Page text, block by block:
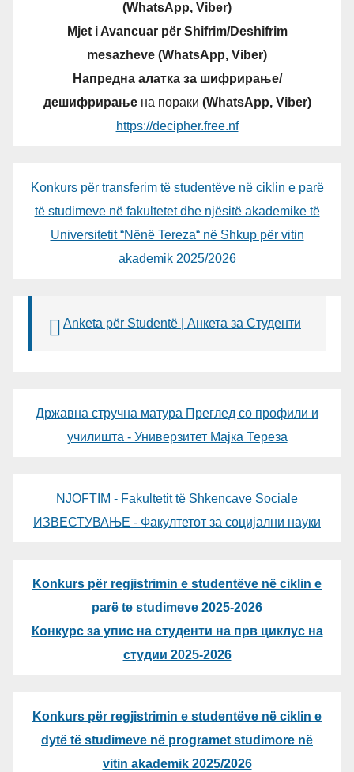
(WhatsApp, Viber)
Mjet i Avancuar për Shifrim/Deshifrim
mesazheve (WhatsApp, Viber)
Напредна алатка за шифрирање/
дешифрирањена пораки (WhatsApp, Viber)
https://decipher.free.nf
Konkurs për transferim të studentëve në ciklin e parë
të studimeve në fakultetet dhe njësitë akademike të
Universitetit “Nënë Tereza“ në Shkup për vitin
akademik 2025/2026
Anketa për Studentë | Анкета за Студенти
Државна стручна матура Преглед со профили и
училишта - Универзитет Мајка Тереза
NJOFTIM - Fakultetit të Shkencave Sociale
ИЗВЕСТУВАЊЕ - Факултетот за социјални науки
Konkurs për regjistrimin e studentëve në ciklin e
parë te studimeve 2025-2026
Конкурс за упис на студенти на прв циклус на
студии 2025-2026
Konkurs për regjistrimin e studentëve në ciklin e
dytë të studimeve në programet studimore në
vitin akademik 2025/2026